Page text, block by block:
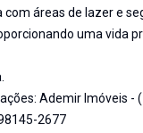
com áreas de lazer e
uma vida
Ademir Imóveis -
2677